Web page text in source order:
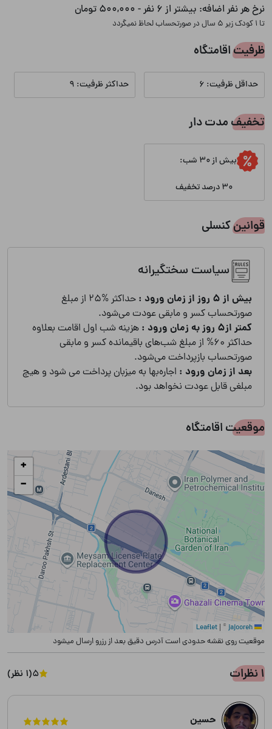
نرخ هر نفر اضافه: بیشتر از 6 نفر - 500,000 تومان
تا 1 کودک زیر 5 سال در صورتحساب لحاظ نمیگردد
ظرفیت اقامتگاه
حداقل ظرفیت: 6 حداکثر ظرفیت: 9
تخفیف مدت دار
بیش از 30 شب:
30 درصد تخفیف
قوانین کنسلی
سیاست سختگیرانه
بیش از 5 روز از زمان ورود :
حداکثر %25 از مبلغ
صورتحساب کسر و مابقی عودت می‌شود.
کمتر از5 روز به زمان ورود :
هزینه شب اول اقامت بعلاوه
حداکثر 60% از مبلغ شب‌های باقیمانده کسر و مابقی
صورتحساب بازپرداخت می‌شود.
بعد از زمان ورود : اجاره‌بها به میزبان پرداخت می شود و هیچ
مبلغی قابل عودت نخواهد بود.
موقعیت اقامتگاه
+
−
| © jajooreh
موقعیت روی نقشه حدودی است آدرس دقیق بعد از رزرو ارسال میشود
1 نظرات 5(1 نظر)
حسین